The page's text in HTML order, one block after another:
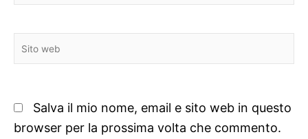
Sito
web
Salva il mio nome, email e sito web in questo
browser per la prossima volta che commento.